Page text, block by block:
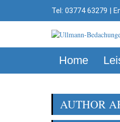
Tel: 03774 63279 |
Home
AUTHOR